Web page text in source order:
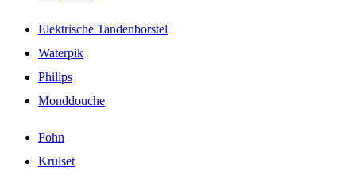
Elektrische Tandenborstel
Waterpik
Philips
Monddouche
Fohn
Krulset